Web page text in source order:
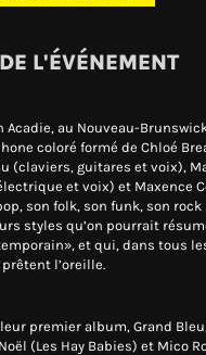
L'ÉVÉNEMENT
Acadie, au Nouveau-
coloré formé de Chloé
(claviers, guitares et voix),
et voix) et Maxence
son folk, son funk, son
styles qu’on pourrait
et qui, dans tous
l’oreille.
premier album, Grand
(Les Hay Babies) et Mico